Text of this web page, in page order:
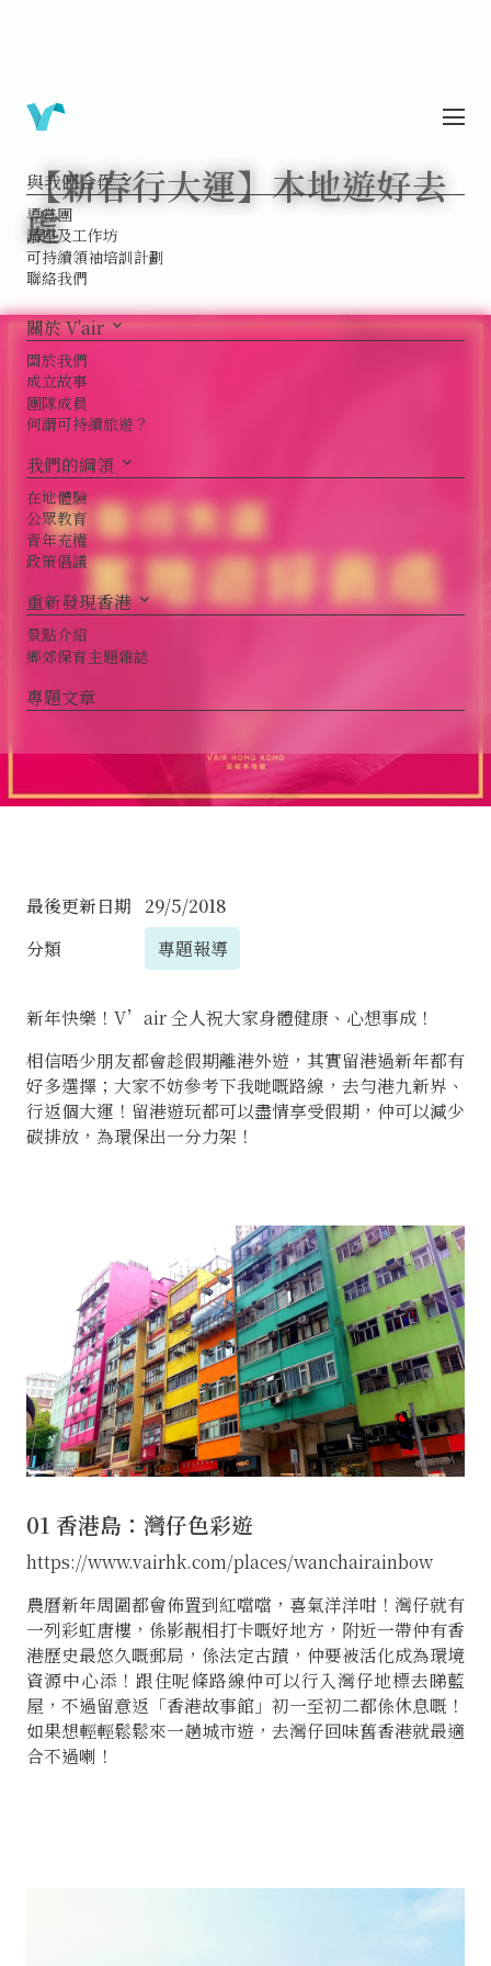
與我們合作 keyboard_arrow_down
導賞團
講座及工作坊
可持續領袖培訓計劃
聯絡我們
關於 V'air keyboard_arrow_down
關於我們
成立故事
團隊成員
何謂可持續旅遊？
我們的綱領 keyboard_arrow_down
在地體驗
公眾教育
青年充權
政策倡議
重新發現香港 keyboard_arrow_down
景點介紹
鄉郊保育主題雜誌
專題文章
【新春行大運】本地遊好去
處
最後更新日期
29/5/2018
分類
專題報導
新年快樂！V’air 仝人祝大家身體健康、心想事成！
相信唔少朋友都會趁假期離港外遊，其實留港過新年都有
好多選擇；大家不妨參考下我哋嘅路線，去勻港九新界、
行返個大運！留港遊玩都可以盡情享受假期，仲可以減少
碳排放，為環保出一分力架！
01 香港島：灣仔色彩遊
https://www.vairhk.com/places/wanchairainbow
農曆新年周圍都會佈置到紅噹噹，喜氣洋洋咁！灣仔就有
一列彩虹唐樓，係影靚相打卡嘅好地方，附近一帶仲有香
港歷史最悠久嘅郵局，係法定古蹟，仲要被活化成為環境
資源中心添！跟住呢條路線仲可以行入灣仔地標去睇藍
屋，不過留意返「香港故事館」初一至初二都係休息嘅！
如果想輕輕鬆鬆來一趟城市遊，去灣仔回味舊香港就最適
合不過喇！